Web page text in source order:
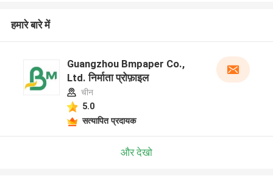
हमारे बारे में
Guangzhou Bmpaper Co.,
Ltd. निर्माता प्रोफ़ाइल
चीन
5.0
सत्यापित प्रदायक
और देखो